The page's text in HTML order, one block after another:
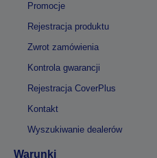
Promocje
Rejestracja produktu
Zwrot zamówienia
Kontrola gwarancji
Rejestracja CoverPlus
Kontakt
Wyszukiwanie dealerów
Warunki